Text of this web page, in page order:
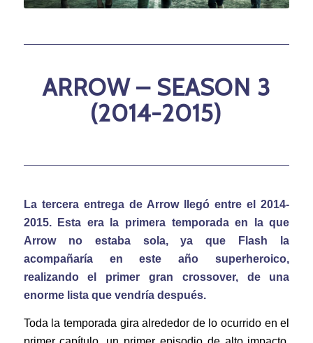
ARROW – SEASON 3
(2014-2015)
La tercera entrega de Arrow llegó entre el 2014-
2015. Esta era la primera temporada en la que
Arrow no estaba sola, ya que Flash la
acompañaría en este año superheroico,
realizando el primer gran crossover, de una
enorme lista que vendría después.
Toda la temporada gira alrededor de lo ocurrido en el